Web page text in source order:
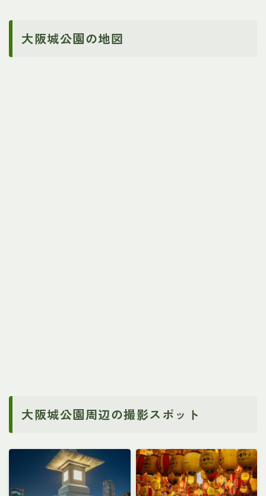
大阪城公園の地図
大阪城公園周辺の撮影スポット